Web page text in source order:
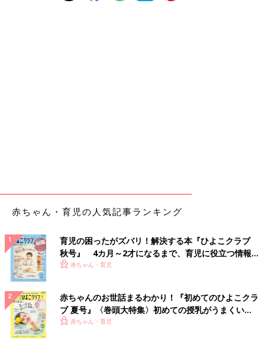
「かなり大きなリスクを伴う手術だと感じたので、2つの病院で
では手術が第一選択肢になること、腫瘍は手術で取れる場所にあ
ること、子ども病院は手術室のベッドの大きさから器具まですべ
て子どもの手術に適したサイズになっていること、子ども病院は
この手術の実績が十分にあることなどを話してくれました。その
説明を聞いて、私と夫は現在入院している子ども病院で手術を受
けさせようと決断したんです」（みゆきさん）
ところが、手術を受ける当事者の一乃さんが「手術はイヤ！」と
赤ちゃん・育児の人気記事ランキング
育児の困ったがズバリ！解決する本『ひよこクラブ
秋号』 4カ月～2才になるまで、育児に役立つ情報が
いっぱい！
赤ちゃん・育児
赤ちゃんのお世話まるわかり！『初めてのひよこクラ
ブ 夏号』〈巻頭大特集〉初めての授乳がうまくい
く！ おっぱい・ミルクの基本と夏のトラブル 解決テ
赤ちゃん・育児